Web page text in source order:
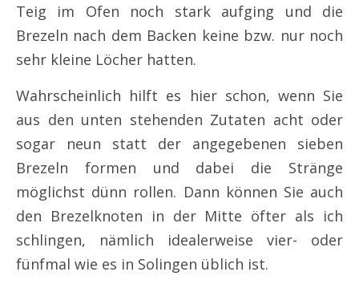
Teig im Ofen noch stark aufging und die
Brezeln nach dem Backen keine bzw. nur noch
sehr kleine Löcher hatten.
Wahrscheinlich hilft es hier schon, wenn Sie
aus den unten stehenden Zutaten acht oder
sogar neun statt der angegebenen sieben
Brezeln formen und dabei die Stränge
möglichst dünn rollen. Dann können Sie auch
den Brezelknoten in der Mitte öfter als ich
schlingen, nämlich idealerweise vier- oder
fünfmal wie es in Solingen üblich ist.